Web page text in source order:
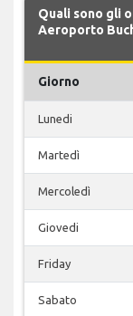
Quali sono gli
Aeroporto
Giorno
Lunedi
Martedì
Mercoledì
Giovedi
Friday
Sabato